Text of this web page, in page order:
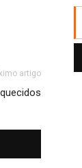
artigo